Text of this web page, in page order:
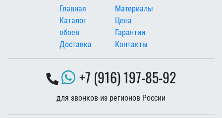
Меню в подвале
Главная
Каталог
обоев
Доставка
Материалы
Цена
Гарантии
Контакты
+7 (916) 197-85-92
для звонков из регионов России